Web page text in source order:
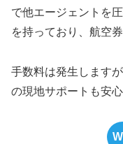
で他エージェントを
を持っており、航空
手数料は発生します
の現地サポートも安